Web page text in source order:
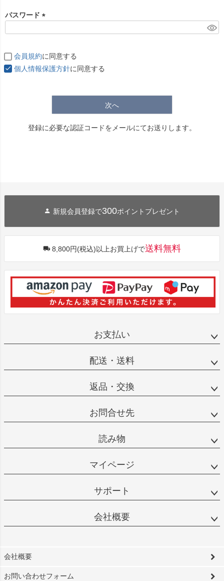
パスワード
)
会員規約に同意する
個人情報保護方針に同意する
次へ
登録に必要な認証コードをメールにてお送りします。
新規会員登録で300ポイントプレゼント
8,800円(税込)以上お買上げで送料無料
お支払い
配送・送料
返品・交換
お問合せ先
読み物
マイページ
サポート
会社概要
会社概要
お問い合わせフォーム